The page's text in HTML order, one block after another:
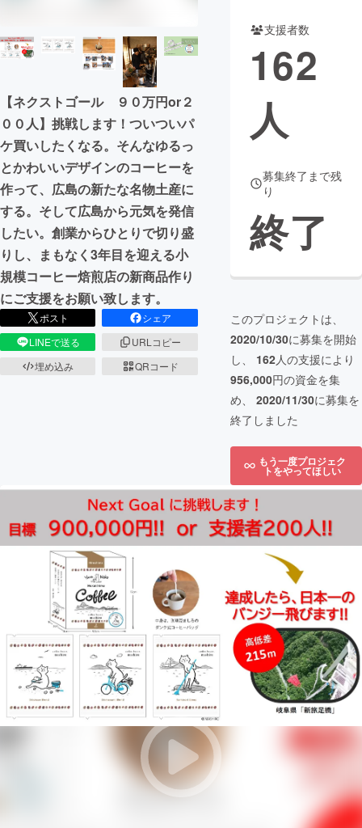
【ネクストゴール ９０万円or２
００人】挑戦します！ついついパ
ケ買いしたくなる。そんなゆるっ
とかわいいデザインのコーヒーを
作って、広島の新たな名物土産に
する。そして広島から元気を発信
したい。創業からひとりで切り盛
りし、まもなく3年目を迎える小
規模コーヒー焙煎店の新商品作り
にご支援をお願い致します。
ポスト
シェア
LINEで送る
URLコピー
埋め込み
QRコード
支援者数
162
人
募集終了まで残
り
終了
このプロジェクトは、
2020/10/30に募集を開始
し、 162人の支援により
956,000円の資金を集
め、 2020/11/30に募集を
終了しました
もう一度プロジェク
トをやってほしい